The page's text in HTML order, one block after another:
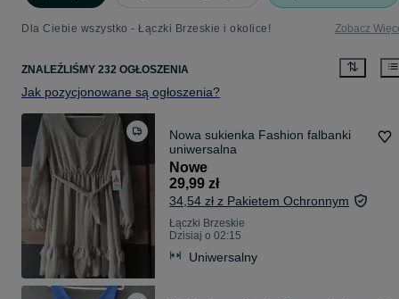
Dla Ciebie wszystko - Łączki Brzeskie i okolice! Zobacz
ZNALEŹLIŚMY 232 OGŁOSZENIA
Jak pozycjonowane są ogłoszenia?
Nowa sukienka Fashion falbanki
uniwersalna
Nowe
29,99 zł
34,54 zł z Pakietem Ochronnym
Łączki Brzeskie
Dzisiaj o 02:15
Uniwersalny